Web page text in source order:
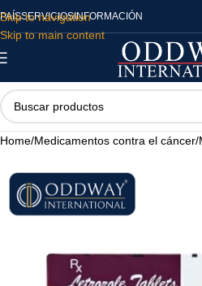
Skip to navigation
Skip to main content
PAÍSSERVICIOSINFORMACIÓN
Home/Medicamentos contra el cáncer/